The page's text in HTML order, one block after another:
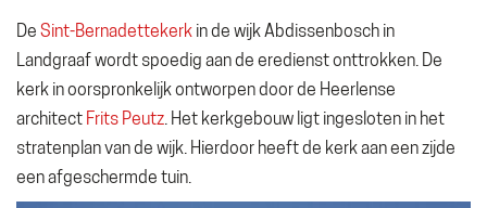
De Sint-Bernadettekerk in de wijk Abdissenbosch in
Landgraaf wordt spoedig aan de eredienst onttrokken. De
kerk in oorspronkelijk ontworpen door de Heerlense
architect Frits Peutz . Het kerkgebouw ligt ingesloten in het
stratenplan van de wijk. Hierdoor heeft de kerk aan een zijde
een afgeschermde tuin.